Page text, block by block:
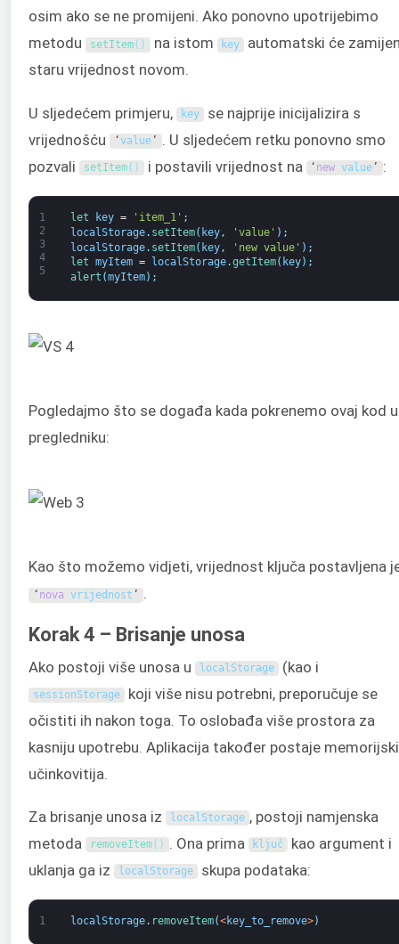
osim ako se ne promijeni. Ako ponovno upotrijebimo
metodu
setItem( ) na istom key
automatski će
staru vrijednost novom.
U sljedećem primjeru, key se najprije inicijalizira s
vrijednošću
‘value’ . U sljedećem retku ponovno smo
pozvali
setItem( ) i postavili vrijednost na ‘ new value ’ :
1
2
3
4
5
let key = 'item_1' ;
localStorage. setItem( key, 'value' ) ;
localStorage. setItem( key, 'new value' ) ;
let myItem = localStorage.getItem( key) ;
alert (myItem) ;
Pogledajmo što se događa kada pokrenemo ovaj kod u
pregledniku:
Kao što možemo vidjeti, vrijednost ključa postavljena
‘ nova vrijednost ’ .
Korak 4 – Brisanje unosa
Ako postoji više unosa u localStorage (kao i
sessionStorage koji više nisu potrebni, preporučuje se
očistiti ih nakon toga. To oslobađa više prostora za
kasniju upotrebu. Aplikacija također postaje memorijski
učinkovitija.
Za brisanje unosa iz localStorage , postoji namjenska
metoda
removeItem( ) . Ona prima ključ
kao argument i
uklanja ga iz
localStorage skupa podataka:
1 localStorage. removeItem(<key_to_remove>)